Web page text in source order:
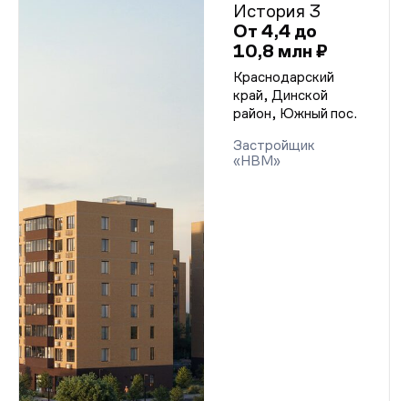
История 3
От 4,4 до
10,8 млн ₽
Краснодарский
край, Динской
район, Южный пос.
Застройщик
«НВМ»